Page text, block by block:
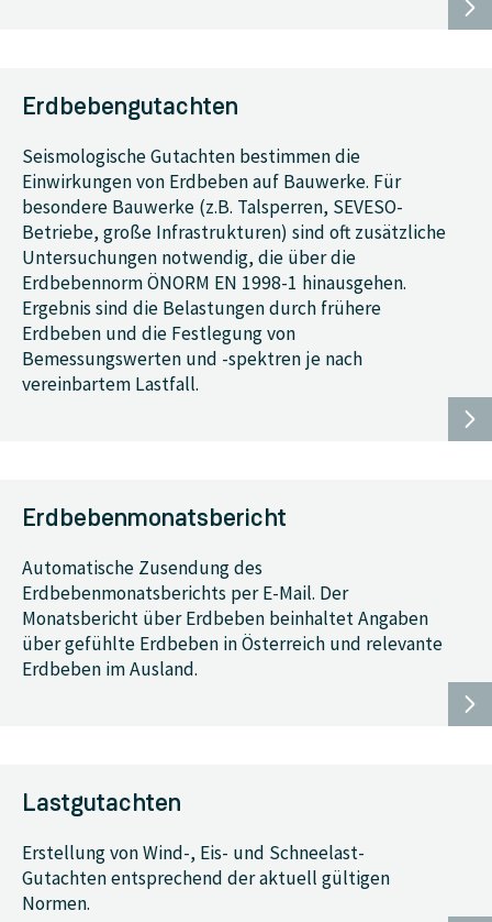
Erdbebengutachten
Seismologische Gutachten bestimmen die
Einwirkungen von Erdbeben auf Bauwerke. Für
besondere Bauwerke (z.B. Talsperren, SEVESO-
Betriebe, große Infrastrukturen) sind oft zusätzliche
Untersuchungen notwendig, die über die
Erdbebennorm ÖNORM EN 1998-1 hinausgehen.
Ergebnis sind die Belastungen durch frühere
Erdbeben und die Festlegung von
Bemessungswerten und -spektren je nach
vereinbartem Lastfall.
Erdbebenmonatsbericht
Automatische Zusendung des
Erdbebenmonatsberichts per E-Mail. Der
Monatsbericht über Erdbeben beinhaltet Angaben
über gefühlte Erdbeben in Österreich und relevante
Erdbeben im Ausland.
Lastgutachten
Erstellung von Wind-, Eis- und Schneelast-
Gutachten entsprechend der aktuell gültigen
Normen.